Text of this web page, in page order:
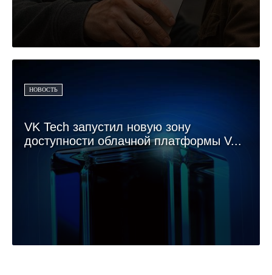
НОВОСТЬ
VK Tech запустил новую зону
доступности облачной платформы V...